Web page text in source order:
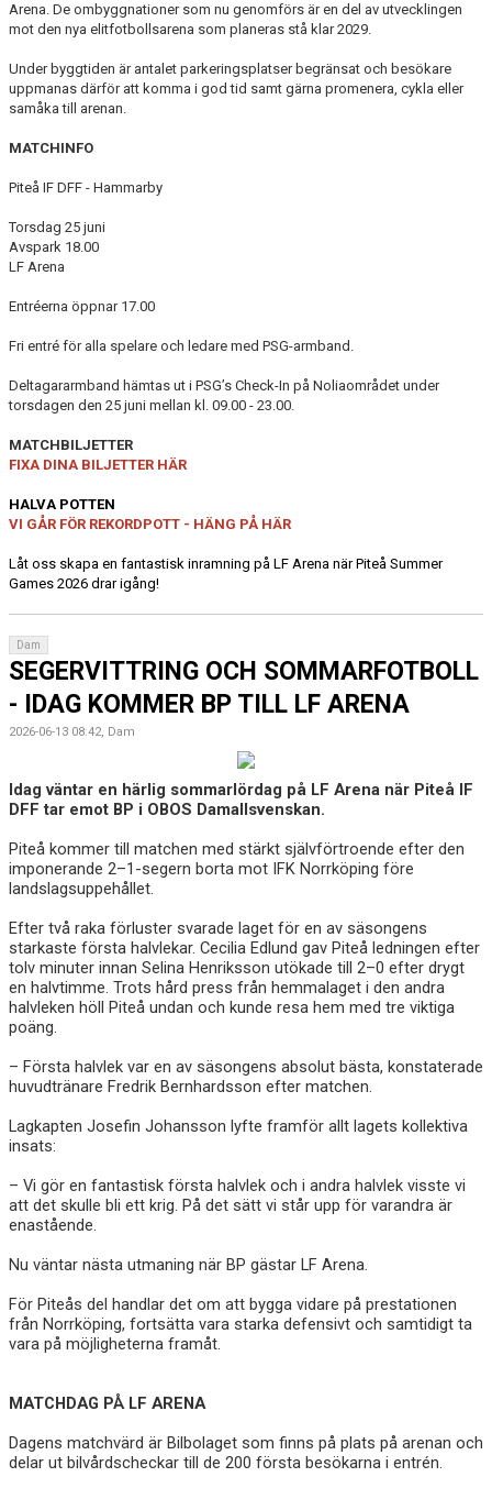
Arena. De ombyggnationer som nu genomförs är en del av utvecklingen
mot den nya elitfotbollsarena som planeras stå klar 2029.
Under byggtiden är antalet parkeringsplatser begränsat och besökare
uppmanas därför att komma i god tid samt gärna promenera, cykla eller
samåka till arenan.
MATCHINFO
Piteå IF DFF - Hammarby
Torsdag 25 juni
Avspark 18.00
LF Arena
Entréerna öppnar 17.00
Fri entré för alla spelare och ledare med PSG-armband.
Deltagararmband hämtas ut i PSG’s Check-In på Noliaområdet under
torsdagen den 25 juni mellan kl. 09.00 - 23.00.
MATCHBILJETTER
FIXA DINA BILJETTER HÄR
HALVA POTTEN
VI GÅR FÖR REKORDPOTT - HÄNG PÅ HÄR
Låt oss skapa en fantastisk inramning på LF Arena när Piteå Summer
Games 2026 drar igång!
Dam
SEGERVITTRING OCH SOMMARFOTBOLL
- IDAG KOMMER BP TILL LF ARENA
2026-06-13 08:42, Dam
Idag väntar en härlig sommarlördag på LF Arena när Piteå IF
DFF tar emot BP i OBOS Damallsvenskan.
Piteå kommer till matchen med stärkt självförtroende efter den
imponerande 2–1-segern borta mot IFK Norrköping före
landslagsuppehållet.
Efter två raka förluster svarade laget för en av säsongens
starkaste första halvlekar. Cecilia Edlund gav Piteå ledningen efter
tolv minuter innan Selina Henriksson utökade till 2–0 efter drygt
en halvtimme. Trots hård press från hemmalaget i den andra
halvleken höll Piteå undan och kunde resa hem med tre viktiga
poäng.
– Första halvlek var en av säsongens absolut bästa, konstaterade
huvudtränare Fredrik Bernhardsson efter matchen.
Lagkapten Josefin Johansson lyfte framför allt lagets kollektiva
insats:
– Vi gör en fantastisk första halvlek och i andra halvlek visste vi
att det skulle bli ett krig. På det sätt vi står upp för varandra är
enastående.
Nu väntar nästa utmaning när BP gästar LF Arena.
För Piteås del handlar det om att bygga vidare på prestationen
från Norrköping, fortsätta vara starka defensivt och samtidigt ta
vara på möjligheterna framåt.
MATCHDAG PÅ LF ARENA
Dagens matchvärd är Bilbolaget som finns på plats på arenan och
delar ut bilvårdscheckar till de 200 första besökarna i entrén.